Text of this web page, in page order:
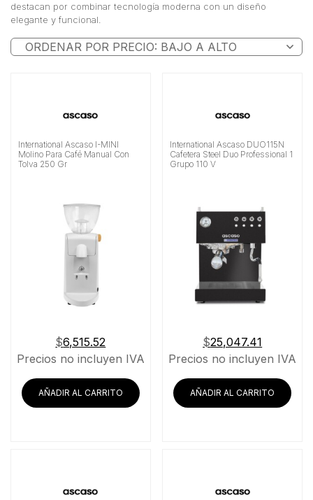
destacan por combinar tecnología moderna con un diseño
elegante y funcional.
International Ascaso I-MINI
Molino Para Café Manual Con
Tolva 250 Gr
$6,515.52
Precios no incluyen IVA
AÑADIR AL CARRITO
International Ascaso DUO115N
Cafetera Steel Duo Professional 1
Grupo 110 V
$25,047.41
Precios no incluyen IVA
AÑADIR AL CARRITO